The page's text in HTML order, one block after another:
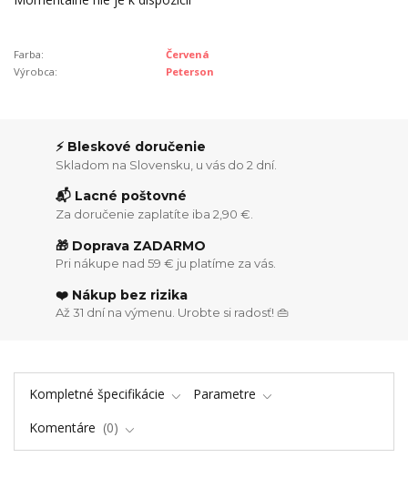
Farba:
Červená
Výrobca:
Peterson
⚡ Bleskové doručenie
Skladom na Slovensku, u vás do 2 dní.
📬 Lacné poštovné
Za doručenie zaplatíte iba 2,90 €.
🎁 Doprava ZADARMO
Pri nákupe nad 59 € ju platíme za vás.
❤️ Nákup bez rizika
Až 31 dní na výmenu. Urobte si radosť! 👜
Kompletné špecifikácie
Parametre
Komentáre
0